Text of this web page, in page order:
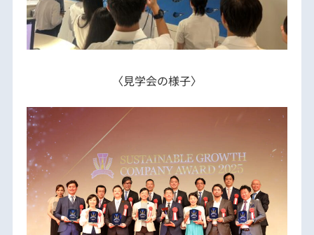
〈見学会の様子〉